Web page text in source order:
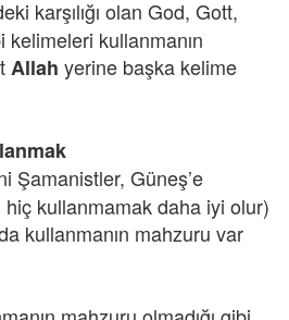
karşılığı olan God, Gott,
kelimeleri kullanmanın
Allah yerine başka kelime
Şamanistler, Güneş’e
hiç kullanmamak daha iyi olur)
kullanmanın mahzuru var